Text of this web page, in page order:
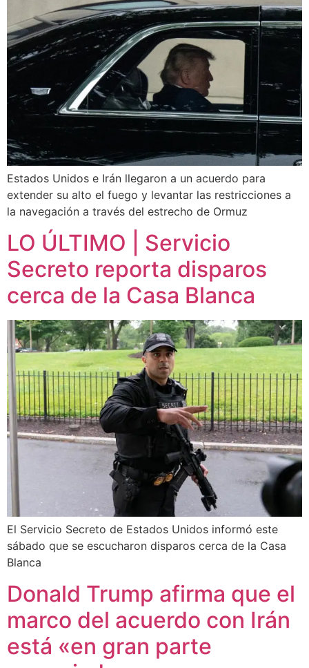
Estados Unidos e Irán llegaron a un acuerdo para
extender su alto el fuego y levantar las restricciones a
la navegación a través del estrecho de Ormuz
LO ÚLTIMO | Servicio
Secreto reporta disparos
cerca de la Casa Blanca
El Servicio Secreto de Estados Unidos informó este
sábado que se escucharon disparos cerca de la Casa
Blanca
Donald Trump afirma que el
marco del acuerdo con Irán
está «en gran parte